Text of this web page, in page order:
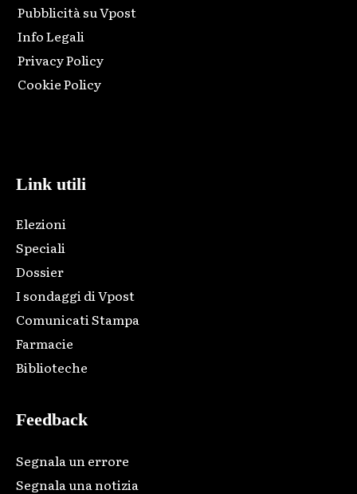
Pubblicità su Vpost
Info Legali
Privacy Policy
Cookie Policy
Link utili
Elezioni
Speciali
Dossier
I sondaggi di Vpost
Comunicati Stampa
Farmacie
Biblioteche
Feedback
Segnala un errore
Segnala una notizia